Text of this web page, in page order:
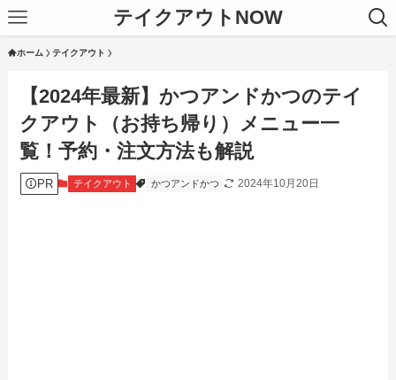
テイクアウトNOW
ホーム テイクアウト
【2024年最新】かつアンドかつのテイ
クアウト（お持ち帰り）メニュー一
覧！予約・注文方法も解説
PR テイクアウト かつアンドかつ 2024年10月20日